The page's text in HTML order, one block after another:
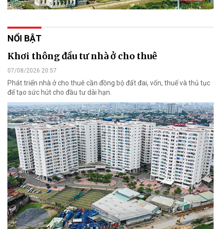
NỔI BẬT
Khơi thông đầu tư nhà ở cho thuê
07/08/2026 20:57
Phát triển nhà ở cho thuê cần đồng bộ đất đai, vốn, thuế và thủ tục
để tạo sức hút cho đầu tư dài hạn.